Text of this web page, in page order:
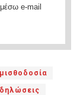
e-mail
μισθοδοσία